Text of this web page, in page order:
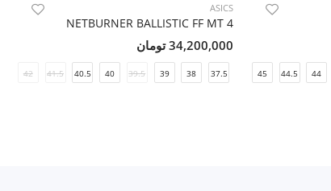
44
44.5
45
ASICS
NETBURNER BALLISTIC FF MT 4
34,200,000 تومان
37.5
38
39
39.5
40
40.5
41.5
42